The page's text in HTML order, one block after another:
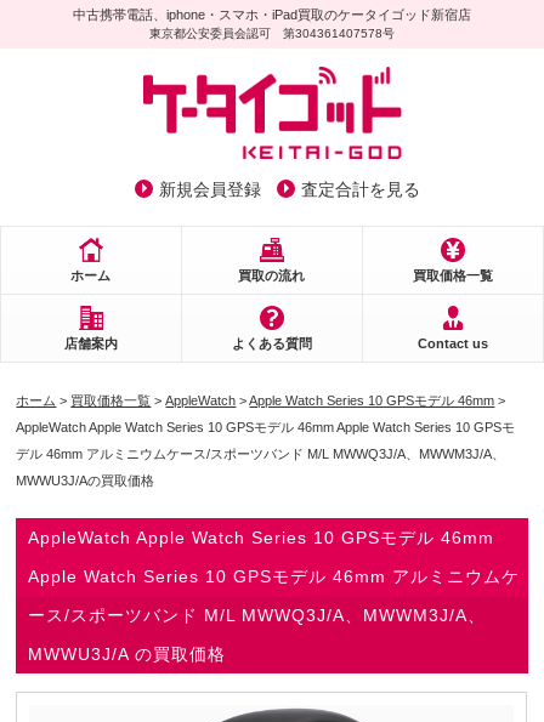
中古携帯電話、iphone・スマホ・iPad買取のケータイゴッド新宿店
東京都公安委員会認可 第304361407578号
新規会員登録 査定合計を見る
ホーム 買取の流れ 買取価格一覧
店舗案内 よくある質問 Contact us
ホーム > 買取価格一覧 >AppleWatch >Apple Watch Series 10 GPSモデル 46mm >
AppleWatch Apple Watch Series 10 GPSモデル 46mm Apple Watch Series 10 GPSモ
デル 46mm アルミニウムケース/スポーツバンド M/L MWWQ3J/A、MWWM3J/A、
MWWU3J/Aの買取価格
AppleWatch Apple Watch Series 10 GPSモデル 46mm
Apple Watch Series 10 GPSモデル 46mm アルミニウムケ
ース/スポーツバンド M/L MWWQ3J/A、MWWM3J/A、
MWWU3J/A の買取価格